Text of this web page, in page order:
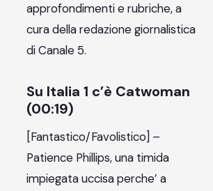
approfondimenti e rubriche, a
cura della redazione giornalistica
di Canale 5.
Su Italia 1 c’è Catwoman
(00:19)
[Fantastico/Favolistico] –
Patience Phillips, una timida
impiegata uccisa perche’ a